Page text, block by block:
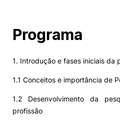
Programa
1. Introdução e fases iniciais da
1.1 Conceitos e importância de
1.2 Desenvolvimento da
profissão